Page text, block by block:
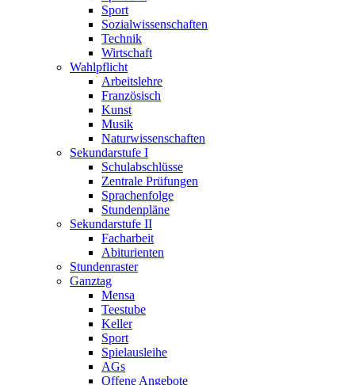
Sport
Sozialwissenschaften
Technik
Wirtschaft
Wahlpflicht
Arbeitslehre
Französisch
Kunst
Musik
Naturwissenschaften
Sekundarstufe I
Schulabschlüsse
Zentrale Prüfungen
Sprachenfolge
Stundenpläne
Sekundarstufe II
Facharbeit
Abiturienten
Stundenraster
Ganztag
Mensa
Teestube
Keller
Sport
Spielausleihe
AGs
Offene Angebote